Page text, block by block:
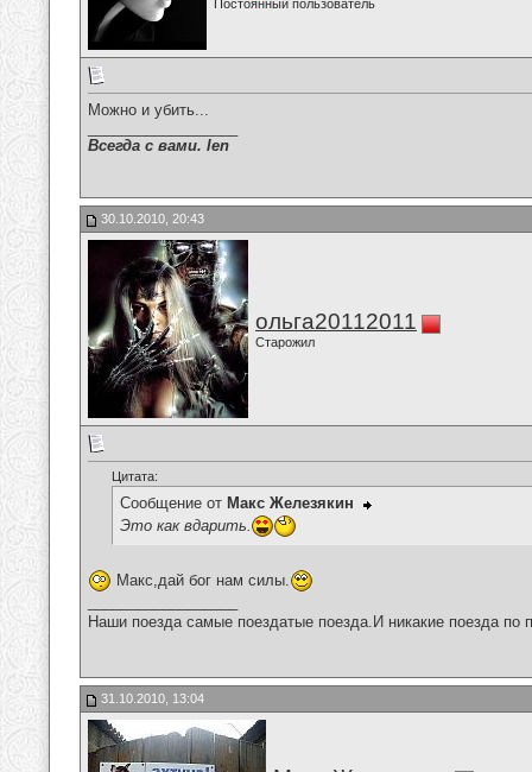
Постоянный пользователь
Можно и убить...
Всегда с вами. len
30.10.2010, 20:43
ольга20112011
Старожил
Цитата:
Сообщение от Макс Железякин
Это как вдарить.
Макс,дай бог нам силы.
Наши поезда самые поездатые поезда.И никакие поезда по
31.10.2010, 13:04